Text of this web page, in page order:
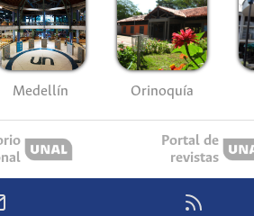
Medellín Orinoquía
Portal de
revistas